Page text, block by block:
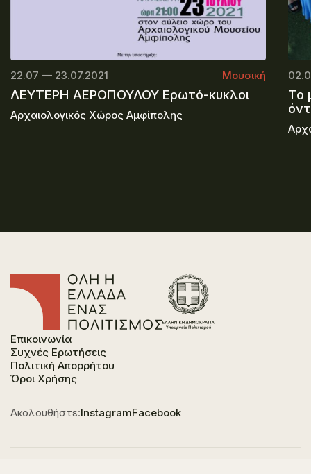
22.07 — 23.07.2021 Μουσική
ΛΕΥΤΕΡΗ ΑΕΡΟΠΟΥΛΟΥ Ερωτό-κυκλοι
Αρχαιολογικός Χώρος Αμφίπολης
Το
Επικοινωνία
Συχνές Ερωτήσεις
Πολιτική Απορρήτου
Όροι Χρήσης
Ακολουθήστε:InstagramFacebook